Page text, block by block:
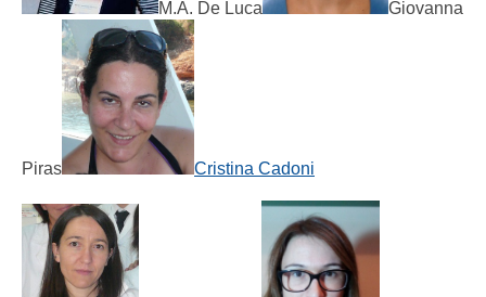
M.A. De Luca Giovanna
Piras Cristina Cadoni